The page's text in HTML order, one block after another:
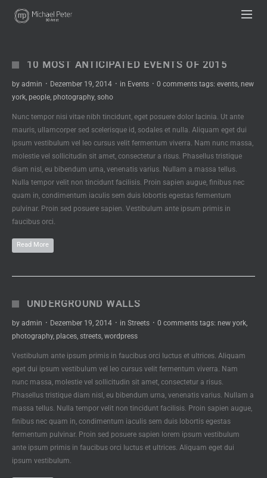
10 MOST ANTICIPATED EVENTS OF 2015
by admin · Dezember 19, 2014 · in Events · 0 comments tags: events, new
york, people, photography, soho
Nunc tempor nisi vitae nibh tincidunt, eget posuere dolor lacinia. Ut ante
mauris, ullamcorper sed scelerisque id, sodales et nulla. Aliquam eget dui
ipsum vestibulum vel leo cursus velit fermentum viverra. Nam nunc massa,
molestie vel sollicitudin sit amet, consectetur a risus. Phasellus tristique
diam nisl, eu bibendum urna, venenatis varius. Nullam a massa tellus.
Nulla tempor velit non tincidunt facilisis. Proin sapien augue, finibus nec
quam in, condimentum iaculis sem duis lobortis egestas fermentum
pulvinar. Proin sed posuere sapien. Vestibulum ante ipsum primis in
faucibus orci.
Read More
UNDERGROUND WALLS
by admin · Dezember 19, 2014 · in Streets · 0 comments tags: new york,
photography, places, streets, wordpress
Vestibulum ante ipsum primis in faucibus orci luctus et ultrices. Aliquam
eget dui ipsum vestibulum vel leo cursus velit fermentum viverra. Nam
nunc massa, molestie vel sollicitudin sit amet, consectetur a risus.
Phasellus tristique diam nisl, eu bibendum urna, venenatis varius. Nullam a
massa tellus. Nulla tempor velit non tincidunt facilisis. Proin sapien augue,
finibus nec quam in, condimentum iaculis sem duis lobortis egestas
fermentum pulvinar. Proin sed posuere sapien lorem ipsum vestibulum
ante ipsum primis in faucibus orci luctus et ultrices. Aliquam eget dui
ipsum vestibulum.